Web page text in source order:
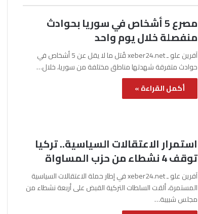
مصرع 5 أشخاص في سوريا بحوادث
منفصلة خلال يوم واحد
آفرين علو ـ xeber24.net قُتل ما لا يقل عن 5 أشخاص في
حوادث متفرقة شهدتها مناطق مختلفة من سوريا، خلال…
أكمل القراءة »
استمرار الاعتقالات السياسية.. تركيا
توقف 4 نشطاء من حزب المساواة
آفرين علو ـ xeber24.net في إطار حملة الاعتقالات السياسية
المستمرة، ألقت السلطات التركية القبض على أربعة نشطاء من
مجلس شبيبة…